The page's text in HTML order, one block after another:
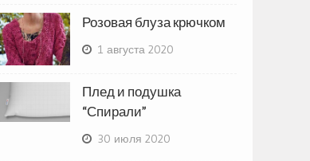
Розовая блуза крючком
1 августа 2020
Плед и подушка
“Спирали”
30 июля 2020